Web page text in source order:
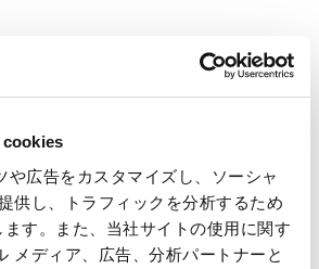
や広告をカスタマイズし、ソーシャ
供し、トラフィックを分析するため
す。また、当社サイトの使用に関す
メディア、広告、分析パートナーと
(Japan GAAP)
(Japan GAAP)